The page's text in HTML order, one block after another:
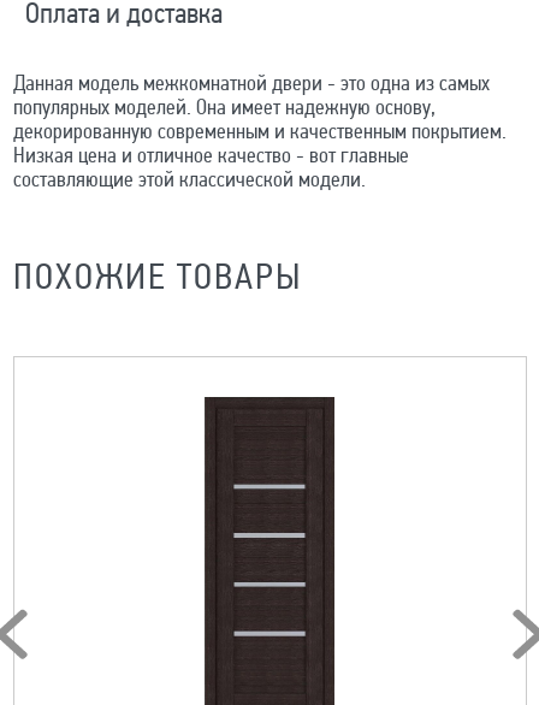
Оплата и доставка
Данная модель межкомнатной двери - это одна из самых
популярных моделей. Она имеет надежную основу,
декорированную современным и качественным покрытием.
Низкая цена и отличное качество - вот главные
составляющие этой классической модели.
ПОХОЖИЕ ТОВАРЫ